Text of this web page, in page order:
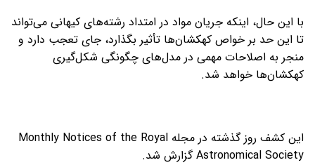
با این حال، اینکه جریان مواد در امتداد رشته‌های کیهانی می‌تواند
تا این حد بر خواص کهکشان‌ها تأثیر بگذارد، جای تعجب دارد و
منجر به اصلاحات مهمی در مدل‌های چگونگی شکل‌گیری
کهکشان‌ها خواهد شد.
این کشف روز گذشته در مجله Monthly Notices of the Royal
Astronomical Society گزارش شد.